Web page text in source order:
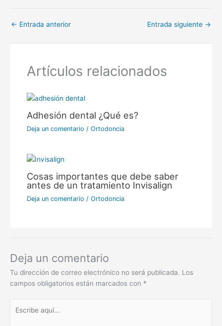
← Entrada anterior Entrada siguiente →
Artículos relacionados
Adhesión dental ¿Qué es?
Deja un comentario /Ortodoncia
Cosas importantes que debe saber
antes de un tratamiento Invisalign
Deja un comentario /Ortodoncia
Deja un comentario
Tu dirección de correo electrónico no será publicada. Los
campos obligatorios están marcados con *
aquí...